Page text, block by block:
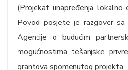
(Projekat unapređenja lokalno-
Povod posjete je razgovor sa
Agencije o budućim
mogućnostima tešanjske
grantova spomenutog projekta.